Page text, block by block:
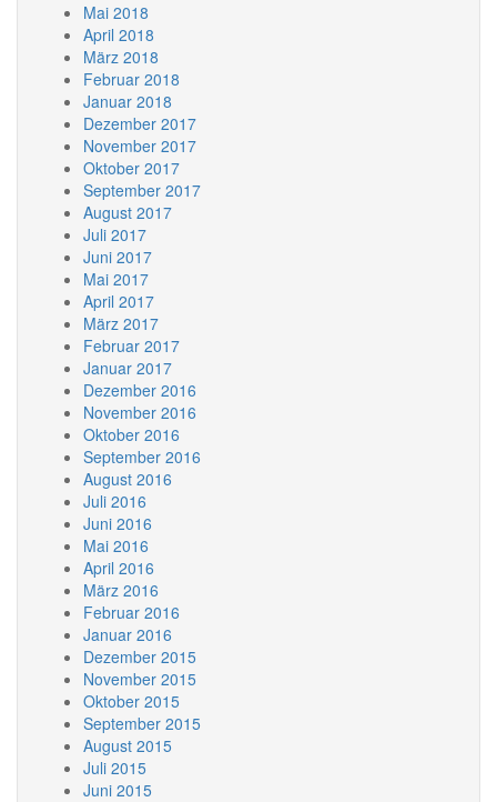
Mai 2018
April 2018
März 2018
Februar 2018
Januar 2018
Dezember 2017
November 2017
Oktober 2017
September 2017
August 2017
Juli 2017
Juni 2017
Mai 2017
April 2017
März 2017
Februar 2017
Januar 2017
Dezember 2016
November 2016
Oktober 2016
September 2016
August 2016
Juli 2016
Juni 2016
Mai 2016
April 2016
März 2016
Februar 2016
Januar 2016
Dezember 2015
November 2015
Oktober 2015
September 2015
August 2015
Juli 2015
Juni 2015